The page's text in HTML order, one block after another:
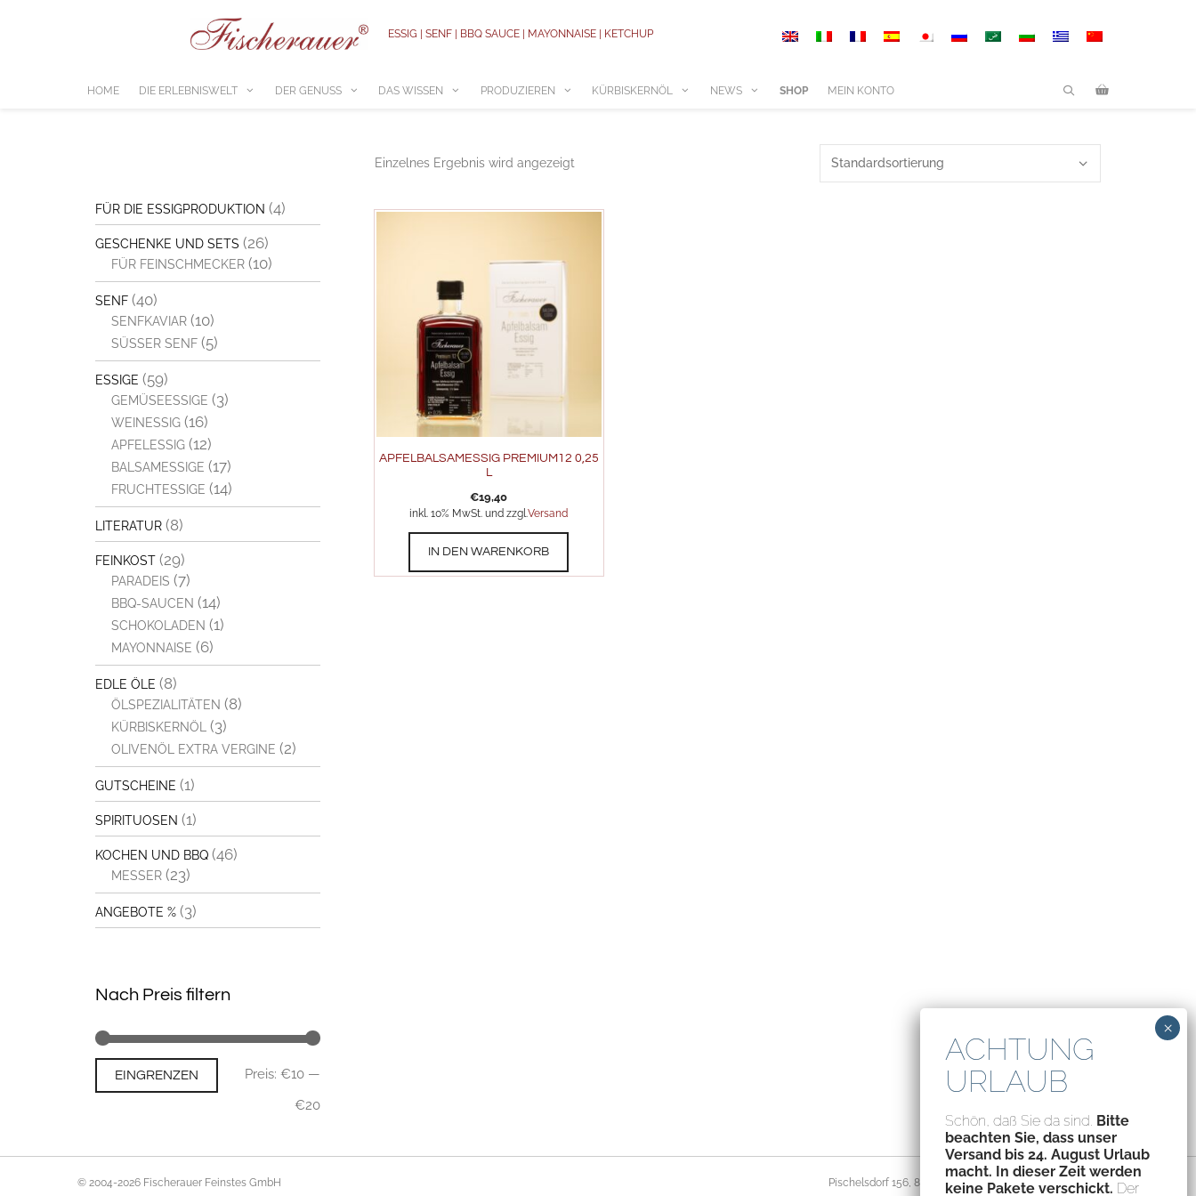
ESSIG | SENF | BBQ SAUCE | MAYONNAISE | KETCHUP
HOME DIE ERLEBNISWELT DER GENUSS DAS WISSEN PRODUZIEREN KÜRBISKERNÖL NEWS SHOP MEIN KONTO
Einzelnes Ergebnis wird angezeigt
APFELBALSAMESSIG PREMIUM12 0,25
L
€19,40
inkl. 10% MwSt. und zzgl.Versand
IN DEN WARENKORB
FÜR DIE ESSIGPRODUKTION (4)
GESCHENKE UND SETS (26)
FÜR FEINSCHMECKER (10)
SENF (40)
SENFKAVIAR (10)
SÜSSER SENF (5)
ESSIGE (59)
GEMÜSEESSIGE (3)
WEINESSIG (16)
APFELESSIG (12)
BALSAMESSIGE (17)
FRUCHTESSIGE (14)
LITERATUR (8)
FEINKOST (29)
PARADEIS (7)
BBQ-SAUCEN (14)
SCHOKOLADEN (1)
MAYONNAISE (6)
EDLE ÖLE (8)
ÖLSPEZIALITÄTEN (8)
KÜRBISKERNÖL (3)
OLIVENÖL EXTRA VERGINE (2)
GUTSCHEINE (1)
SPIRITUOSEN (1)
KOCHEN UND BBQ (46)
MESSER (23)
ANGEBOTE % (3)
Nach Preis filtern
Min.
Preis
Max.
Preis
EINGRENZEN Preis: €10—
€20
Pischelsdorf 156, 8212 Pischelsdorf, Austria – ATU70094435
© 2004-2026 Fischerauer Feinstes GmbH
Schön, daß Sie da sind. Bitte
beachten Sie, dass unser
Versand bis 24. August Urlaub
macht. In dieser Zeit werden
keine Pakete verschickt. Der